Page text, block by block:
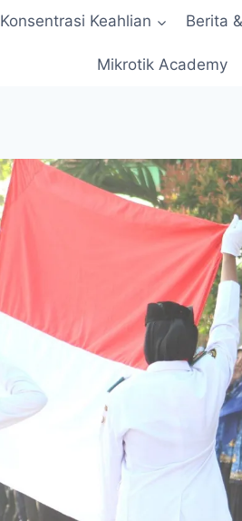
Konsentrasi Keahlian Berita
Mikrotik Academy